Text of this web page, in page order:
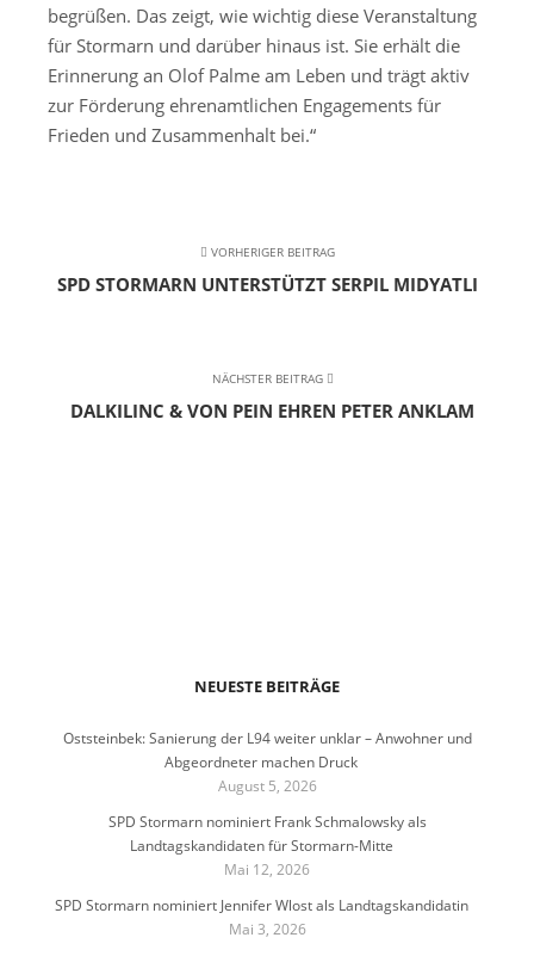
begrüßen. Das zeigt, wie wichtig diese Veranstaltung
für Stormarn und darüber hinaus ist. Sie erhält die
Erinnerung an Olof Palme am Leben und trägt aktiv
zur Förderung ehrenamtlichen Engagements für
Frieden und Zusammenhalt bei.“
VORHERIGER BEITRAG
SPD STORMARN UNTERSTÜTZT SERPIL MIDYATLI
NÄCHSTER BEITRAG
DALKILINC & VON PEIN EHREN PETER ANKLAM
NEUESTE BEITRÄGE
Oststeinbek: Sanierung der L94 weiter unklar – Anwohner und
Abgeordneter machen Druck
August 5, 2026
SPD Stormarn nominiert Frank Schmalowsky als
Landtagskandidaten für Stormarn-Mitte
Mai 12, 2026
SPD Stormarn nominiert Jennifer Wlost als Landtagskandidatin
Mai 3, 2026